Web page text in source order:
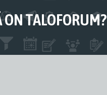
ON TALOFORUM?